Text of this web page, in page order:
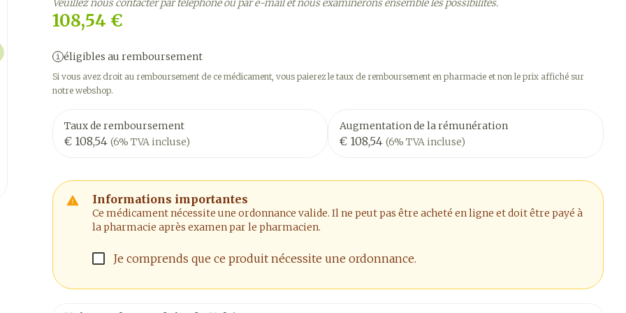
image
108,54 €
éligibles au remboursement
Si vous avez droit au remboursement de ce médicament, vous paierez le taux de remboursement en pharmacie et non le prix affiché sur
notre webshop.
Taux de remboursement
€ 108,54 (6% TVA incluse)
Augmentation de la rémunération
€ 108,54 (6% TVA incluse)
Informations importantes
Ce médicament nécessite une ordonnance valide. Il ne peut pas être acheté en ligne et doit être payé à
la pharmacie après examen par le pharmacien.
Je comprends que ce produit nécessite une ordonnance.
Veuillez nous contacter par téléphone ou par e-mail et nous examinerons ensemble les possibilités.